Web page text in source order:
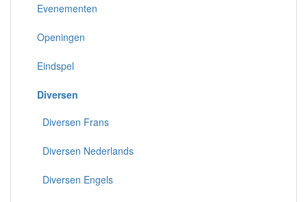
Evenementen
Openingen
Eindspel
Diversen
Diversen Frans
Diversen Nederlands
Diversen Engels